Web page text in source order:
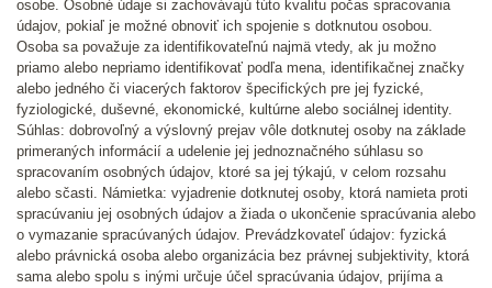
osobe. Osobné údaje si zachovávajú túto kvalitu počas spracovania
údajov, pokiaľ je možné obnoviť ich spojenie s dotknutou osobou.
Osoba sa považuje za identifikovateľnú najmä vtedy, ak ju možno
priamo alebo nepriamo identifikovať podľa mena, identifikačnej značky
alebo jedného či viacerých faktorov špecifických pre jej fyzické,
fyziologické, duševné, ekonomické, kultúrne alebo sociálnej identity.
Súhlas: dobrovoľný a výslovný prejav vôle dotknutej osoby na základe
primeraných informácií a udelenie jej jednoznačného súhlasu so
spracovaním osobných údajov, ktoré sa jej týkajú, v celom rozsahu
alebo sčasti. Námietka: vyjadrenie dotknutej osoby, ktorá namieta proti
spracúvaniu jej osobných údajov a žiada o ukončenie spracúvania alebo
o vymazanie spracúvaných údajov. Prevádzkovateľ údajov: fyzická
alebo právnická osoba alebo organizácia bez právnej subjektivity, ktorá
sama alebo spolu s inými určuje účel spracúvania údajov, prijíma a